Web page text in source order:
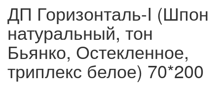
ДП Горизонталь-I (Шпон
натуральный, тон
Бьянко, Остекленное,
триплекс белое) 70*200